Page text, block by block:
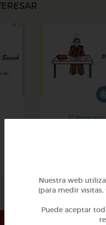
1º
Nuestra web
(para medir
Puede aceptar